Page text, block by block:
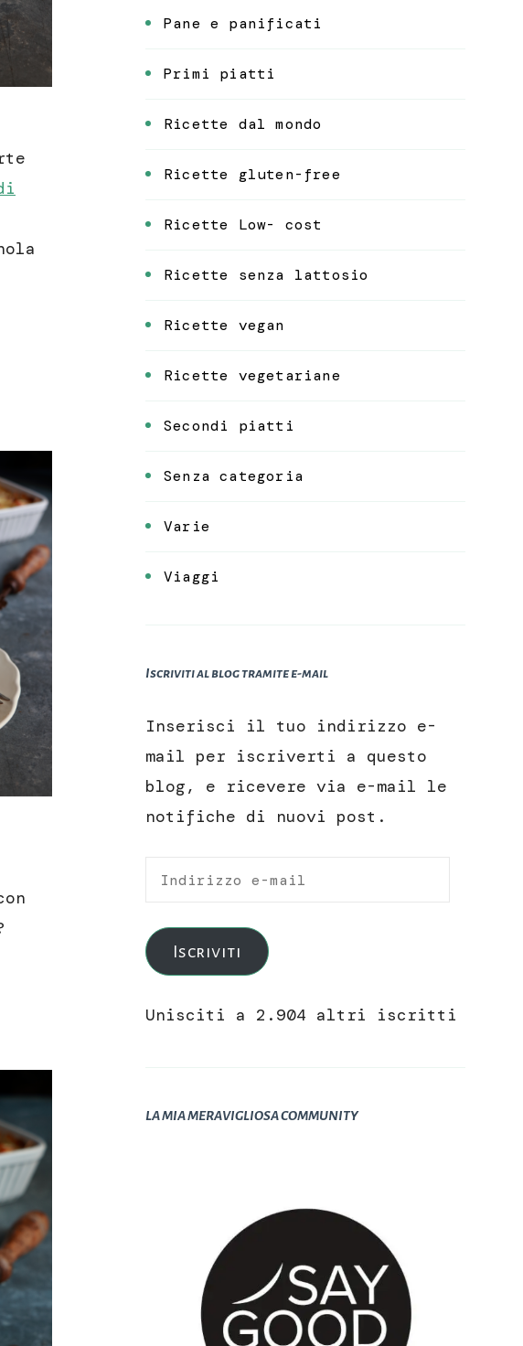
Pane e panificati
Primi piatti
Ricette dal mondo
Ricette gluten-free
Ricette Low- cost
Ricette senza lattosio
Ricette vegan
Ricette vegetariane
Secondi piatti
Senza categoria
Varie
Viaggi
Iscriviti al blog tramite e-mail
Inserisci il tuo indirizzo e-
mail per iscriverti a questo
blog, e ricevere via e-mail le
notifiche di nuovi post.
Indirizzo
mail
Iscriviti
Unisciti a 2.904 altri iscritti
LA MIA MERAVIGLIOSA COMMUNITY